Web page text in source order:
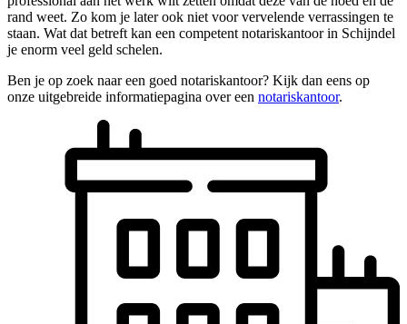
rand weet. Zo kom je later ook niet voor vervelende verrassingen te
staan. Wat dat betreft kan een competent notariskantoor in Schijndel
je enorm veel geld schelen.
Ben je op zoek naar een goed notariskantoor? Kijk dan eens op
onze uitgebreide informatiepagina over een notariskantoor.